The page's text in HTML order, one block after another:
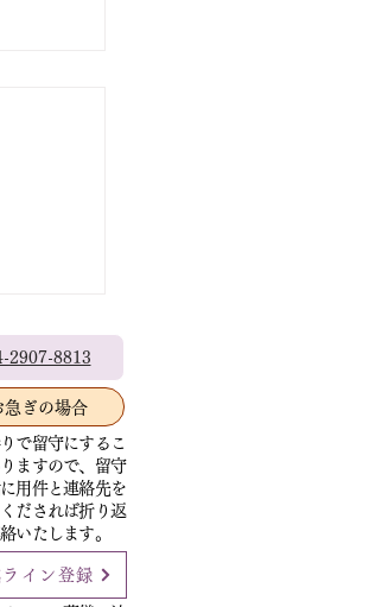
休会し
師
職・布
正満寺
］10
2907-8813
急ぎの場合
で留守にするこ
ますので、留守
用件と連絡先を
だされば折り返
いたします。
ライン登録